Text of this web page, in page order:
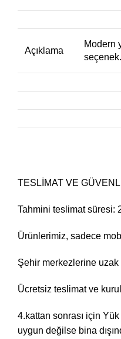
Açıklama
Modern
TESLİMAT VE
Tahmini teslimat süresi:
Ürünlerimiz, sadece
Şehir merkezlerine uzak
Ücretsiz teslimat ve
4.kattan sonrası için
uygun değilse bina